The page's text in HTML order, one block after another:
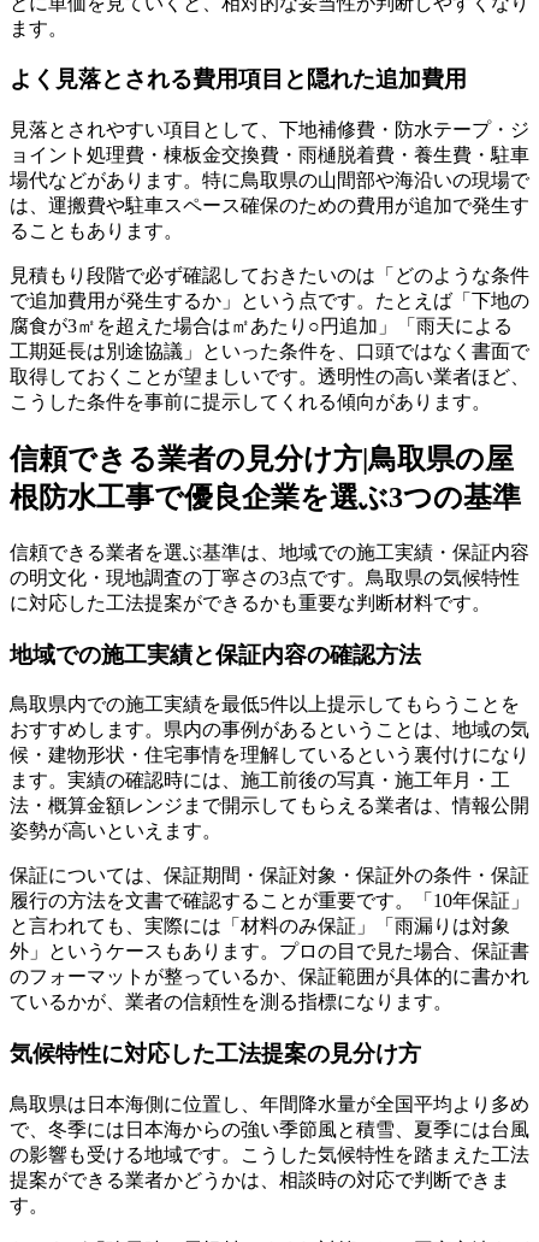
ます。
よく見落とされる費用項目と隠れた追加費用
見落とされやすい項目として、下地補修費・防水テープ・ジ
ョイント処理費・棟板金交換費・雨樋脱着費・養生費・駐車
場代などがあります。特に鳥取県の山間部や海沿いの現場で
は、運搬費や駐車スペース確保のための費用が追加で発生す
ることもあります。
見積もり段階で必ず確認しておきたいのは「どのような条件
で追加費用が発生するか」という点です。たとえば「下地の
腐食が3㎡を超えた場合は㎡あたり○円追加」「雨天による
工期延長は別途協議」といった条件を、口頭ではなく書面で
取得しておくことが望ましいです。透明性の高い業者ほど、
こうした条件を事前に提示してくれる傾向があります。
信頼できる業者の見分け方|鳥取県の屋
根防水工事で優良企業を選ぶ3つの基準
信頼できる業者を選ぶ基準は、地域での施工実績・保証内容
の明文化・現地調査の丁寧さの3点です。鳥取県の気候特性
に対応した工法提案ができるかも重要な判断材料です。
地域での施工実績と保証内容の確認方法
鳥取県内での施工実績を最低5件以上提示してもらうことを
おすすめします。県内の事例があるということは、地域の気
候・建物形状・住宅事情を理解しているという裏付けになり
ます。実績の確認時には、施工前後の写真・施工年月・工
法・概算金額レンジまで開示してもらえる業者は、情報公開
姿勢が高いといえます。
保証については、保証期間・保証対象・保証外の条件・保証
履行の方法を文書で確認することが重要です。「10年保証」
と言われても、実際には「材料のみ保証」「雨漏りは対象
外」というケースもあります。プロの目で見た場合、保証書
のフォーマットが整っているか、保証範囲が具体的に書かれ
ているかが、業者の信頼性を測る指標になります。
気候特性に対応した工法提案の見分け方
鳥取県は日本海側に位置し、年間降水量が全国平均より多め
で、冬季には日本海からの強い季節風と積雪、夏季には台風
の影響も受ける地域です。こうした気候特性を踏まえた工法
提案ができる業者かどうかは、相談時の対応で判断できま
す。